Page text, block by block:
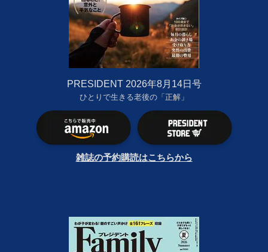
PRESIDENT 2026年8月14日号
ひとりで生きる老後の「正解」
雑誌の予約購読はこちらから